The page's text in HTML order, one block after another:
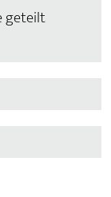
geteilt